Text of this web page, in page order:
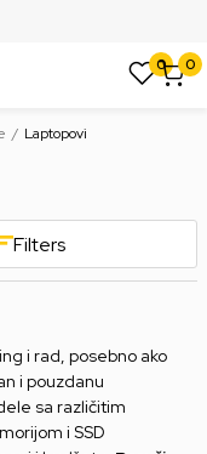
0 0
Laptopovi
Filters
i rad, posebno ako
i pouzdanu
sa različitim
i SSD